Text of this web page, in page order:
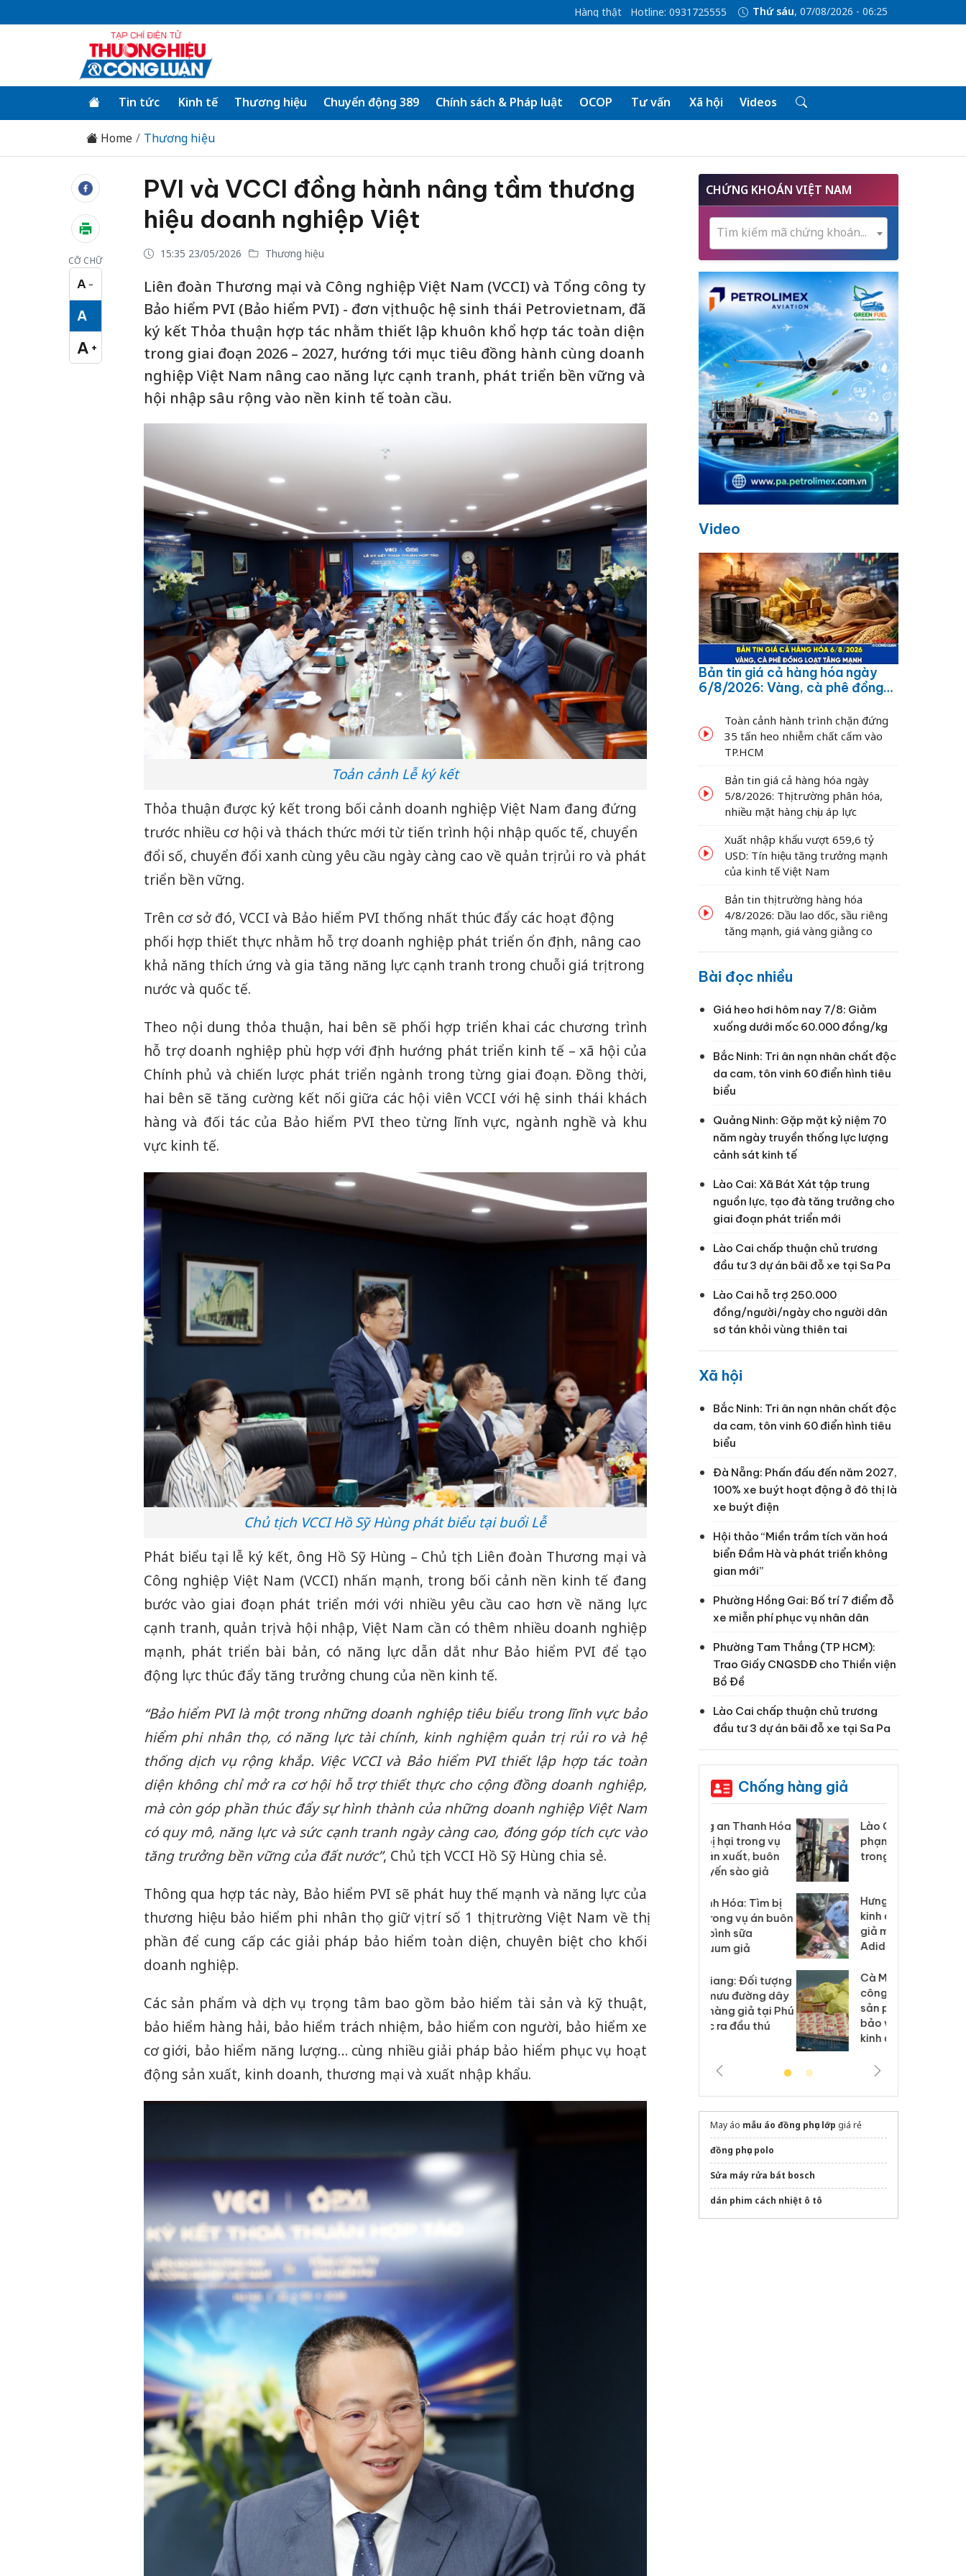
Hàng thật Hotline: 0931725555 Thứ sáu, 07/08/2026 - 06:25
Tin tức Kinh tế Thương hiệu Chuyển động 389 Chính sách & Pháp luật OCOP Tư vấn Xã hội Videos
Home Thương hiệu
CỠ CHỮ
A −
Cỡ chữ nhỏ
A
Cỡ chữ vừa
A +
Cỡ chữ lớn
PVI và VCCI đồng hành nâng tầm thương
hiệu doanh nghiệp Việt
15:35 23/05/2026 Thương hiệu
Liên đoàn Thương mại và Công nghiệp Việt Nam (VCCI) và Tổng công ty
Bảo hiểm PVI (Bảo hiểm PVI) - đơn vị thuộc hệ sinh thái Petrovietnam, đã
ký kết Thỏa thuận hợp tác nhằm thiết lập khuôn khổ hợp tác toàn diện
trong giai đoạn 2026 – 2027, hướng tới mục tiêu đồng hành cùng doanh
nghiệp Việt Nam nâng cao năng lực cạnh tranh, phát triển bền vững và
hội nhập sâu rộng vào nền kinh tế toàn cầu.
Toản cảnh Lễ ký kết
Thỏa thuận được ký kết trong bối cảnh doanh nghiệp Việt Nam đang đứng
trước nhiều cơ hội và thách thức mới từ tiến trình hội nhập quốc tế, chuyển
đổi số, chuyển đổi xanh cùng yêu cầu ngày càng cao về quản trị rủi ro và phát
triển bền vững.
Trên cơ sở đó, VCCI và Bảo hiểm PVI thống nhất thúc đẩy các hoạt động
phối hợp thiết thực nhằm hỗ trợ doanh nghiệp phát triển ổn định, nâng cao
khả năng thích ứng và gia tăng năng lực cạnh tranh trong chuỗi giá trị trong
nước và quốc tế.
Theo nội dung thỏa thuận, hai bên sẽ phối hợp triển khai các chương trình
hỗ trợ doanh nghiệp phù hợp với định hướng phát triển kinh tế – xã hội của
Chính phủ và chiến lược phát triển ngành trong từng giai đoạn. Đồng thời,
hai bên sẽ tăng cường kết nối giữa các hội viên VCCI với hệ sinh thái khách
hàng và đối tác của Bảo hiểm PVI theo từng lĩnh vực, ngành nghề và khu
vực kinh tế.
Chủ tịch VCCI Hồ Sỹ Hùng phát biểu tại buổi Lễ
Phát biểu tại lễ ký kết, ông Hồ Sỹ Hùng – Chủ tịch Liên đoàn Thương mại và
Công nghiệp Việt Nam (VCCI) nhấn mạnh, trong bối cảnh nền kinh tế đang
bước vào giai đoạn phát triển mới với nhiều yêu cầu cao hơn về năng lực
cạnh tranh, quản trị và hội nhập, Việt Nam cần có thêm nhiều doanh nghiệp
mạnh, phát triển bài bản, có năng lực dẫn dắt như Bảo hiểm PVI để tạo
động lực thúc đẩy tăng trưởng chung của nền kinh tế.
“Bảo hiểm PVI là một trong những doanh nghiệp tiêu biểu trong lĩnh vực bảo
hiểm phi nhân thọ, có năng lực tài chính, kinh nghiệm quản trị rủi ro và hệ
thống dịch vụ rộng khắp. Việc VCCI và Bảo hiểm PVI thiết lập hợp tác toàn
diện không chỉ mở ra cơ hội hỗ trợ thiết thực cho cộng đồng doanh nghiệp,
mà còn góp phần thúc đẩy sự hình thành của những doanh nghiệp Việt Nam
có quy mô, năng lực và sức cạnh tranh ngày càng cao, đóng góp tích cực vào
tăng trưởng bền vững của đất nước”, Chủ tịch VCCI Hồ Sỹ Hùng chia sẻ.
Thông qua hợp tác này, Bảo hiểm PVI sẽ phát huy thế mạnh và năng lực của
thương hiệu bảo hiểm phi nhân thọ giữ vị trí số 1 thị trường Việt Nam về thị
phần để cung cấp các giải pháp bảo hiểm toàn diện, chuyên biệt cho khối
doanh nghiệp.
Các sản phẩm và dịch vụ trọng tâm bao gồm bảo hiểm tài sản và kỹ thuật,
bảo hiểm hàng hải, bảo hiểm trách nhiệm, bảo hiểm con người, bảo hiểm xe
cơ giới, bảo hiểm năng lượng… cùng nhiều giải pháp bảo hiểm phục vụ hoạt
động sản xuất, kinh doanh, thương mại và xuất nhập khẩu.
CHỨNG KHOÁN VIỆT NAM
Tìm kiếm mã chứng khoán...
Video
Bản tin giá cả hàng hóa ngày
6/8/2026: Vàng, cà phê đồng
Toàn cảnh hành trình chặn đứng
35 tấn heo nhiễm chất cấm vào
TP.HCM
Bản tin giá cả hàng hóa ngày
5/8/2026: Thị trường phân hóa,
nhiều mặt hàng chịu áp lực
Xuất nhập khẩu vượt 659,6 tỷ
USD: Tín hiệu tăng trưởng mạnh
của kinh tế Việt Nam
Bản tin thị trường hàng hóa
4/8/2026: Dầu lao dốc, sầu riêng
tăng mạnh, giá vàng giằng co
Bài đọc nhiều
Giá heo hơi hôm nay 7/8: Giảm
xuống dưới mốc 60.000 đồng/kg
Bắc Ninh: Tri ân nạn nhân chất độc
da cam, tôn vinh 60 điển hình tiêu
biểu
Quảng Ninh: Gặp mặt kỷ niệm 70
năm ngày truyền thống lực lượng
cảnh sát kinh tế
Lào Cai: Xã Bát Xát tập trung
nguồn lực, tạo đà tăng trưởng cho
giai đoạn phát triển mới
Lào Cai chấp thuận chủ trương
đầu tư 3 dự án bãi đỗ xe tại Sa Pa
Lào Cai hỗ trợ 250.000
đồng/người/ngày cho người dân
sơ tán khỏi vùng thiên tai
Xã hội
Bắc Ninh: Tri ân nạn nhân chất độc
da cam, tôn vinh 60 điển hình tiêu
biểu
Đà Nẵng: Phấn đấu đến năm 2027,
100% xe buýt hoạt động ở đô thị là
xe buýt điện
Hội thảo “Miền trầm tích văn hoá
biển Đầm Hà và phát triển không
gian mới”
Phường Hồng Gai: Bố trí 7 điểm đỗ
xe miễn phí phục vụ nhân dân
Phường Tam Thắng (TP HCM):
Trao Giấy CNQSDĐ cho Thiền viện
Bồ Đề
Lào Cai chấp thuận chủ trương
đầu tư 3 dự án bãi đỗ xe tại Sa Pa
Chống hàng giả
Công an Thanh Hóa
tìm bị hại trong vụ
án sản xuất, buôn
Thanh Hóa: Tìm bị
hại trong vụ án buôn
bán bình sữa
Moyuum giả
chủ mưu đường dây
bán hàng giả tại Phú
Quốc ra đầu thú
Lào Cai xử lý 83 vụ vi
phạm thương mại
trong tháng 7
Hưng Yên: Xử lý 6 hộ
kinh doanh bán hàng
giả mạo nhãn hiệu
Adidas, Nike
Cà Mau: Tiêu hủy
công khai hàng ngàn
sản phẩm nhập lậu,
bảo vệ môi trường
kinh doanh
May áo mẫu áo đồng phục lớp giá rẻ
đồng phục polo
Sửa máy rửa bát bosch
dán phim cách nhiệt ô tô